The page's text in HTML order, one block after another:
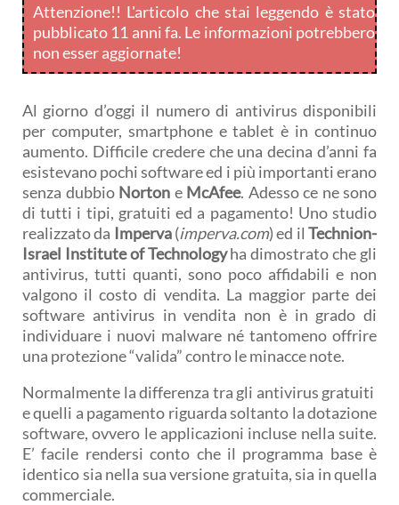
Attenzione!! L'articolo che stai leggendo è stato
pubblicato 11 anni fa. Le informazioni potrebbero
non esser aggiornate!
Al giorno d’oggi il numero di antivirus disponibili
per computer, smartphone e tablet è in continuo
aumento. Difficile credere che una decina d’anni fa
esistevano pochi software ed i più importanti erano
senza dubbio Norton e McAfee. Adesso ce ne sono
di tutti i tipi, gratuiti ed a pagamento! Uno studio
realizzato da Imperva(imperva.com) ed ilTechnion-
Israel Institute of Technologyha dimostrato che gli
antivirus, tutti quanti, sono poco affidabili e non
valgono il costo di vendita. La maggior parte dei
software antivirus in vendita non è in grado di
individuare i nuovi malware né tantomeno offrire
una protezione “valida” contro le minacce note.
Normalmente la differenza tra gli antivirus gratuiti
e quelli a pagamento riguarda soltanto la dotazione
software, ovvero le applicazioni incluse nella suite.
E’ facile rendersi conto che il programma base è
identico sia nella sua versione gratuita, sia in quella
commerciale.